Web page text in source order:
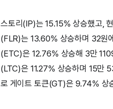
스토리(IP)는 15.15% 상승했고,
(FLR)는 13.60% 상승하며 32원
(ETC)은 12.76% 상승해 3만
(LTC)은 11.27% 상승하며 15만
로 게이트 토큰(GT)은 9.74% 상